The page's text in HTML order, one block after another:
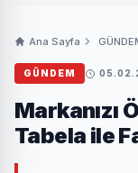
Ana Sayfa
GÜNDEM
Markanızı
Tabela ile